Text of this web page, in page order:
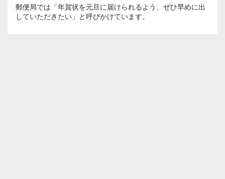
郵便局では「年賀状を元旦に届けられるよう、ぜひ早めに出
していただきたい」と呼びかけています。